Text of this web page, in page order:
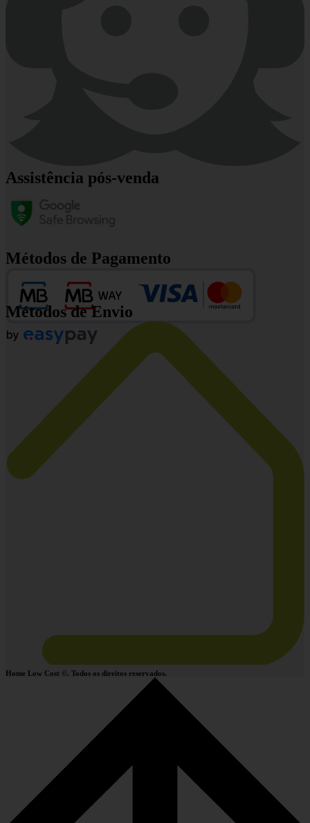
Assistência pós-venda
Métodos de Pagamento
Métodos de Envio
Home Low Cost ©. Todos os direitos reservados.